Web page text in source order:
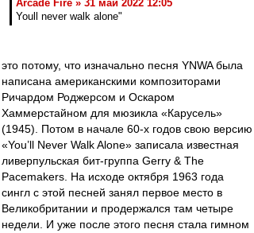
Arcade Fire » 31 май 2022 12:05
Youll never walk alone"
это потому, что изначально песня YNWA была
написана американскими композиторами
Ричардом Роджерсом и Оскаром
Хаммерстайном для мюзикла «Карусель»
(1945). Потом в начале 60-х годов свою версию
«You’ll Never Walk Alone» записала известная
ливерпульская бит-группа Gerry & The
Pacemakers. На исходе октября 1963 года
сингл с этой песней занял первое место в
Великобритании и продержался там четыре
недели. И уже после этого песня стала гимном